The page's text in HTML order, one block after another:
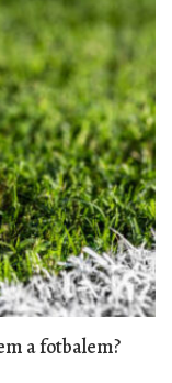
a fotbalem?